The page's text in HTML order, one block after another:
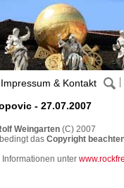
Impressum & Kontakt
- 27.07.2007
Weingarten (C) 2007
das Copyright
Informationen unter